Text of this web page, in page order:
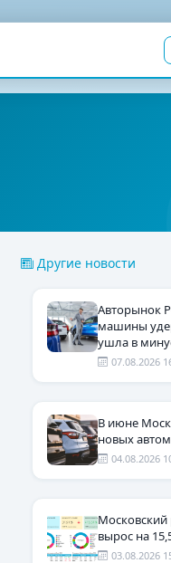
Другие новости
Авторынок
машины
ушла в
07.08.2026
В июне
новых
04.08.2026
Московский
вырос на
03.08.2026